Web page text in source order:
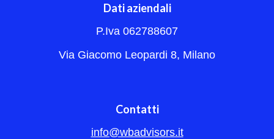
Dati aziendali
P.Iva 062788607
Via Giacomo Leopardi 8, Milano
Contatti
info@wbadvisors.it